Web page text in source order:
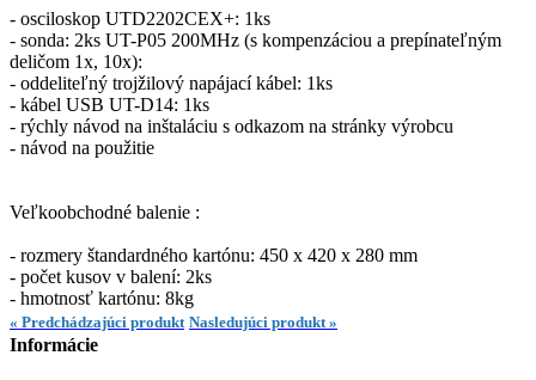
- osciloskop UTD2202CEX+: 1ks
- sonda: 2ks UT-P05 200MHz (s kompenzáciou a prepínateľným
deličom 1x, 10x):
- oddeliteľný trojžilový napájací kábel: 1ks
- kábel USB UT-D14: 1ks
- rýchly návod na inštaláciu s odkazom na stránky výrobcu
- návod na použitie
Veľkoobchodné balenie :
- rozmery štandardného kartónu: 450 x 420 x 280 mm
- počet kusov v balení: 2ks
- hmotnosť kartónu: 8kg
« Predchádzajúci produkt Nasledujúci produkt »
Informácie